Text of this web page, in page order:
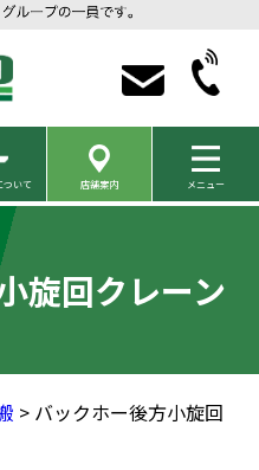
ついて 店舗案内 メニュー
旋回クレーン
> バックホー後方小旋回